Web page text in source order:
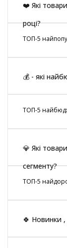
❤️ Які товари
році?
ТОП-5
💰 - які
ТОП-5
💎 Які
сегменту?
ТОП-5
🍀 Новинки